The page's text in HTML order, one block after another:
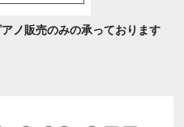
ノ販売のみの承っております